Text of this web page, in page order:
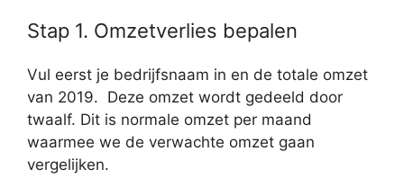
Stap 1. Omzetverlies bepalen
Vul eerst je bedrijfsnaam in en de totale omzet
van 2019. Deze omzet wordt gedeeld door
twaalf. Dit is normale omzet per maand
waarmee we de verwachte omzet gaan
vergelijken.